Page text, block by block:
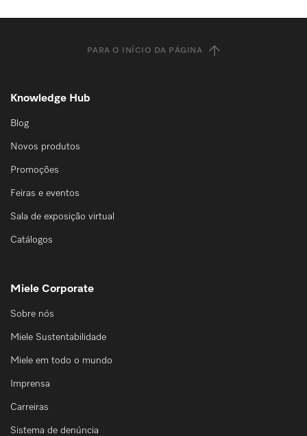
PARA O INÍCIO DA PÁGINA
Knowledge Hub
Blog
Novos produtos
Promoções
Feiras e eventos
Sala de exposição virtual
Catálogos
Miele Corporate
Sobre nós
Miele Sustentabilidade
Miele em todo o mundo
Imprensa
Carreiras
Sistema de denúncia